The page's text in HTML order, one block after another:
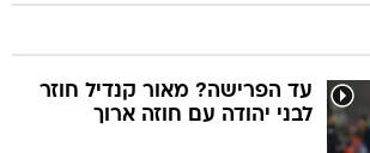
עד הפרישה? מאור קנדיל חוזר
לבני יהודה עם חוזה ארוך